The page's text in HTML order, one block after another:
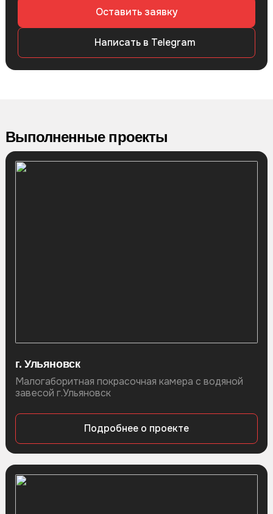
Оставить заявку
Написать в Telegram
Выполненные проекты
г. Ульяновск
Малогаборитная покрасочная камера с водяной
завесой г.Ульяновск
Подробнее о проекте